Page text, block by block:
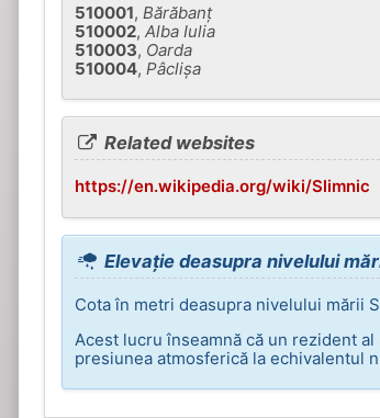
510001, Bărăbanţ
510002, Alba Iulia
510003, Oarda
510004, Pâclişa
Related websites
https://en.wikipedia.org/wiki/Slimnic
Elevație deasupra nivelului
Cota în metri deasupra nivelului mării
Acest lucru înseamnă că un rezident
presiunea atmosferică la echivalentul